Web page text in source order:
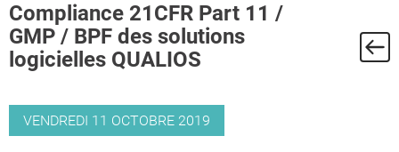
Compliance 21CFR Part 11 /
GMP / BPF des solutions
logicielles QUALIOS
VENDREDI 11 OCTOBRE 2019